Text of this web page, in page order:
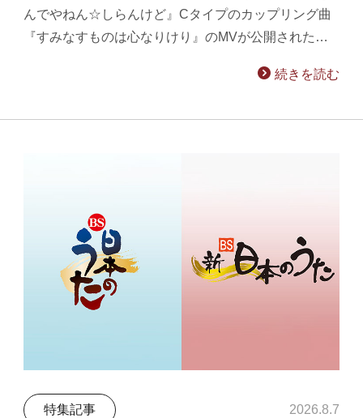
んでやねん☆しらんけど』Cタイプのカップリング曲
『すみなすものは心なりけり』のMVが公開された…
続きを読む
特集記事 2026.8.7